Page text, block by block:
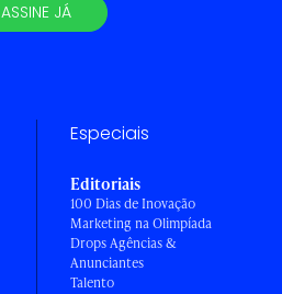
ASSINE JÁ
Especiais
Editoriais
100 Dias de Inovação
Marketing na Olimpíada
Drops Agências &
Anunciantes
Talento